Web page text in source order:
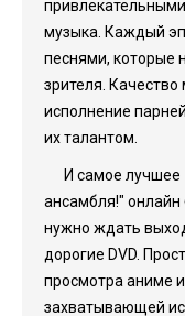
музыка. Каждый
песнями, которые
зрителя.
исполнение
их талантом.
И самое
ансамбля!" онлайн
нужно ждать
дорогие DVD.
просмотра аниме
захватывающей